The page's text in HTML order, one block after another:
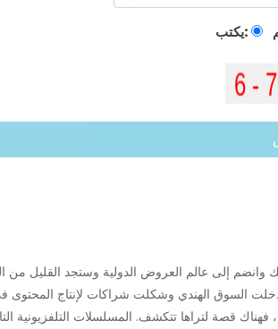
يكتب:
وانضم إلى عالم العروض الدولية وستجد القليل من
قصة لتراها تتكشف. المسلسلات التلفزيونية